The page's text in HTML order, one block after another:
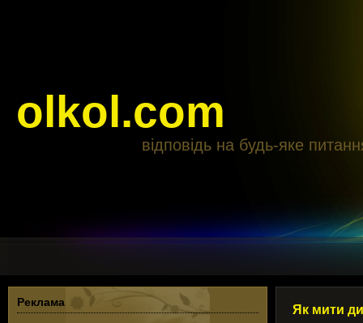
olkol.com
відповідь на будь-яке
Реклама
Як мити